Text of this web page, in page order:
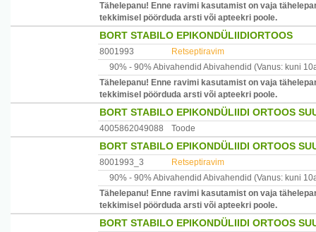
Tähelepanu! Enne ravimi kasutamist on vaja
tekkimisel pöörduda arsti või apteekri poole.
BORT STABILO EPIKONDÜLIIDIORTOOS
8001993
Retseptiravim
90% - 90% Abivahendid Abivahendid (Vanus: kuni
Tähelepanu! Enne ravimi kasutamist on vaja
tekkimisel pöörduda arsti või apteekri poole.
BORT STABILO EPIKONDÜLIIDI ORTOOS
4005862049088 Toode
BORT STABILO EPIKONDÜLIIDI ORTOOS
8001993_3
Retseptiravim
90% - 90% Abivahendid Abivahendid (Vanus: kuni
Tähelepanu! Enne ravimi kasutamist on vaja
tekkimisel pöörduda arsti või apteekri poole.
BORT STABILO EPIKONDÜLIIDI ORTOOS